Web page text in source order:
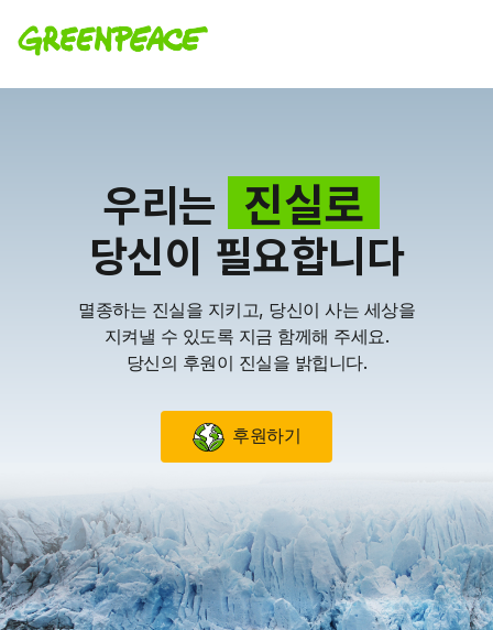
우리는 진실로
당신이 필요합니다
멸종하는 진실을 지키고, 당신이 사는 세상을
지켜낼 수 있도록 지금 함께해 주세요.
당신의 후원이 진실을 밝힙니다.
후원하기